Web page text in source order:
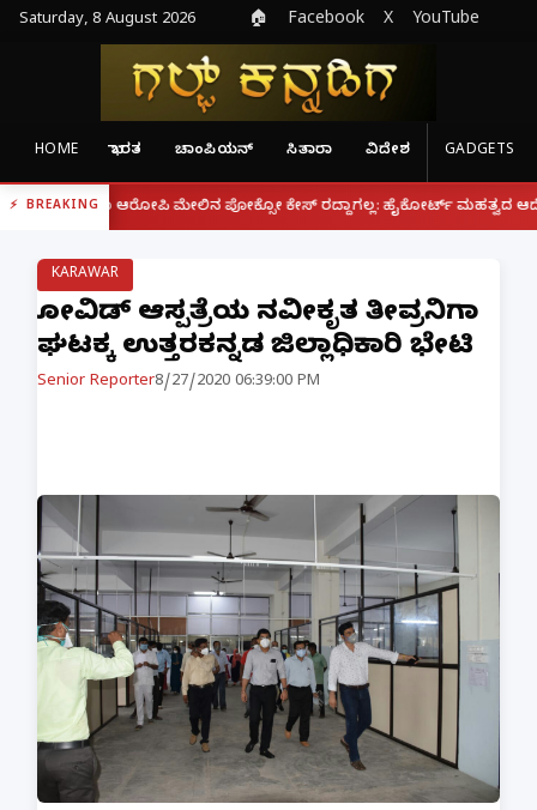
Saturday, 8 August 2026 🏠 Facebook X YouTube
HOME ಭಾರತ ಚಾಂಪಿಯನ್ ಸಿತಾರಾ ವಿದೇಶ GADGETS
BREAKING
ಮೇಲಿನ ಪೋಕ್ಸೋ ಕೇಸ್ ರದ್ದಾಗಲ್ಲ: ಹೈಕೋರ್ಟ್ ಮಹತ್ವದ ಆದೇಶ | ಫೋನ್
KARAWAR
ಕೋವಿಡ್ ಆಸ್ಪತ್ರೆಯ ನವೀಕೃತ ತೀವ್ರನಿಗಾ
ಘಟಕಕ್ಕೆ ಉತ್ತರಕನ್ನಡ ಜಿಲ್ಲಾಧಿಕಾರಿ ಭೇಟಿ
Senior Reporter8/27/2020 06:39:00 PM